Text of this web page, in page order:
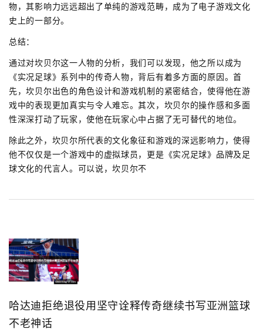
物，其影响力远远超出了单纯的游戏范畴，成为了电子游戏文化
史上的一部分。
总结：
通过对坎贝尔这一人物的分析，我们可以发现，他之所以成为
《实况足球》系列中的传奇人物，背后有着多方面的原因。首
先，坎贝尔出色的角色设计和游戏机制的紧密结合，使得他在游
戏中的表现更加真实与令人难忘。其次，坎贝尔的操作感和多面
性深深打动了玩家，使他在玩家心中占据了无可替代的地位。
除此之外，坎贝尔所代表的文化象征和游戏的深远影响力，使得
他不仅仅是一个游戏中的虚拟球员，更是《实况足球》品牌及足
球文化的代言人。可以说，坎贝尔不
哈达迪拒绝退役用坚守诠释传奇继续书写亚洲篮球
不老神话